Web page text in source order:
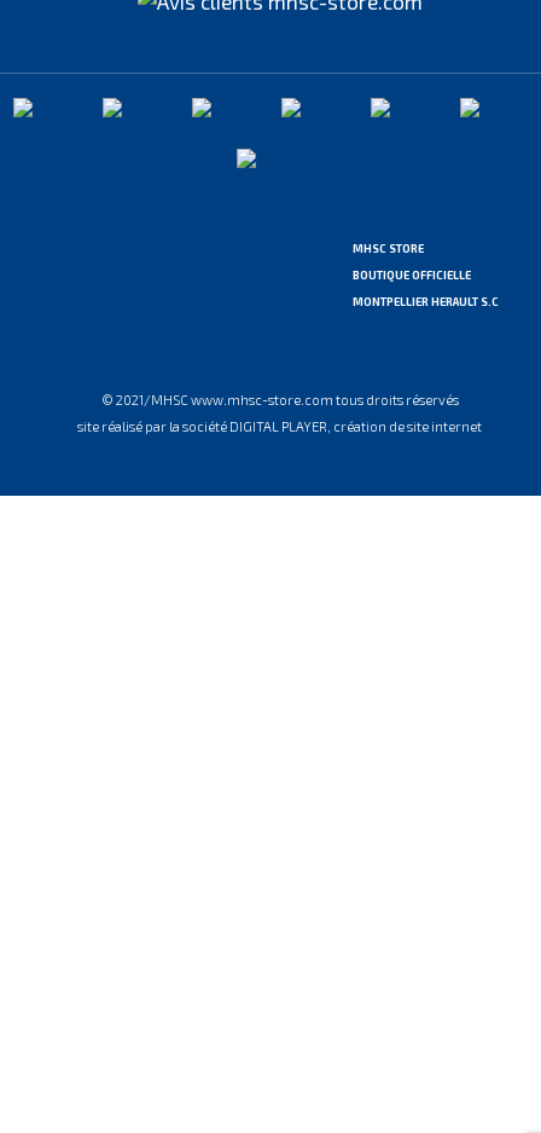
MHSC STORE
BOUTIQUE OFFICIELLE
MONTPELLIER HERAULT S.C
© 2021/MHSC www.mhsc-store.com tous droits réservés
site réalisé par la société DIGITAL PLAYER, création de site internet